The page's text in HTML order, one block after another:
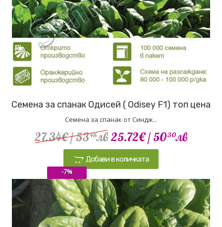
Семена за спанак Одисей ( Odisey F1) топ цена
Семена за спанак от Синдж...
27.34€/ 5348лв 25.72€/ 5030лв
Добави в количката
-7%